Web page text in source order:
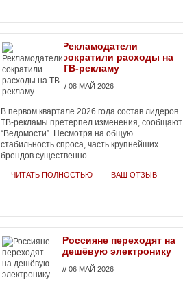
Рекламодатели
сократили расходы на
ТВ-рекламу
//08 МАЙ 2026
В первом квартале 2026 года состав лидеров
ТВ-рекламы претерпел изменения, сообщают
“Ведомости”. Несмотря на общую
стабильность спроса, часть крупнейших
брендов существенно...
ЧИТАТЬ ПОЛНОСТЬЮ ВАШ ОТЗЫВ
Россияне переходят на
дешёвую электронику
//06 МАЙ 2026